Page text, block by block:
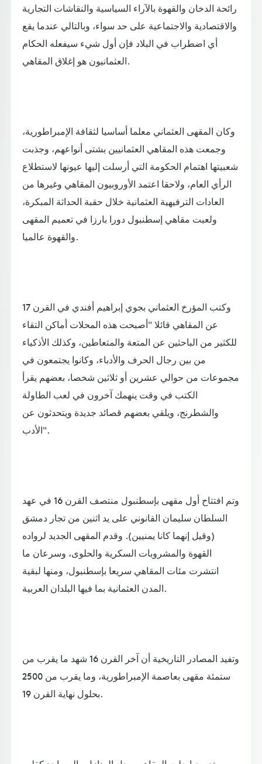
رائحة الدخان والقهوة بالآراء السياسية والنقاشات التجارية
والاقتصادية والاجتماعية على حد سواء، وبالتالي عندما يقع
أي اضطراب في البلاد فإن أول شيء سيفعله الحكام
العثمانيون هو إغلاق المقاهي.
وكان المقهى العثماني معلما أساسيا لثقافة الإمبراطورية،
وجمعت هذه المقاهي العثمانيين بشتى أنواعهم، وجذبت
شعبيتها اهتمام الحكومة التي أرسلت إليها عيونها لاستطلاع
الرأي العام، ولاحقا اعتمد الأوروبيون المقاهي وغيرها من
العادات الترفيهية العثمانية خلال حقبة الحداثة المبكرة،
ولعبت مقاهي إسطنبول دورا بارزا في تعميم المقهى
والقهوة عالميا.
وكتب المؤرخ العثماني بجوي إبراهيم أفندي في القرن 17
عن المقاهي قائلا "أصبحت هذه المحلات أماكن التقاء
للكثير من الباحثين عن المتعة والمتعاطين، وكذلك الأذكياء
من بين رجال الحرف والأدباء، وكانوا يجتمعون في
مجموعات من حوالي عشرين أو ثلاثين شخصا، بعضهم يقرأ
الكتب في وقت ينهمك آخرون في لعب الطاولة
والشطرنج، ويلقي بعضهم قصائد جديدة ويتحدثون عن
الأدب".
وتم افتتاح أول مقهى بإسطنبول منتصف القرن 16 في عهد
السلطان سليمان القانوني على يد اثنين من تجار دمشق
(وقيل إنهما كانا يمنيين). وقدم المقهى الجديد لرواده
القهوة والمشروبات السكرية والحلوى، وسرعان ما
انتشرت مئات المقاهي سريعا بإسطنبول، ومنها لبقية
المدن العثمانية بما فيها البلدان العربية.
وتفيد المصادر التاريخية أن آخر القرن 16 شهد ما يقرب من
ستمئة مقهى بعاصمة الإمبراطورية، وما يقرب من 2500
بحلول نهاية القرن 19.